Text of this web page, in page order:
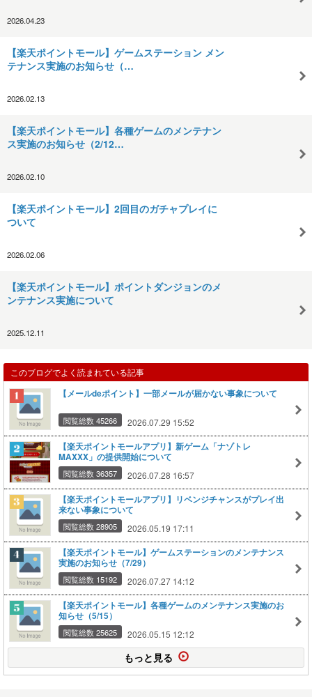
2026.04.23
【楽天ポイントモール】ゲームステーション メン
テナンス実施のお知らせ（…
2026.02.13
【楽天ポイントモール】各種ゲームのメンテナン
ス実施のお知らせ（2/12…
2026.02.10
【楽天ポイントモール】2回目のガチャプレイに
ついて
2026.02.06
【楽天ポイントモール】ポイントダンジョンのメ
ンテナンス実施について
2025.12.11
このブログでよく読まれている記事
【メールdeポイント】一部メールが届かない事象について
閲覧総数 45266 2026.07.29 15:52
【楽天ポイントモールアプリ】新ゲーム「ナゾトレ
MAXXX」の提供開始について
閲覧総数 36357 2026.07.28 16:57
【楽天ポイントモールアプリ】リベンジチャンスがプレイ出
来ない事象について
閲覧総数 28905 2026.05.19 17:11
【楽天ポイントモール】ゲームステーションのメンテナンス
実施のお知らせ（7/29）
閲覧総数 15192 2026.07.27 14:12
【楽天ポイントモール】各種ゲームのメンテナンス実施のお
知らせ（5/15）
閲覧総数 25625 2026.05.15 12:12
もっと見る